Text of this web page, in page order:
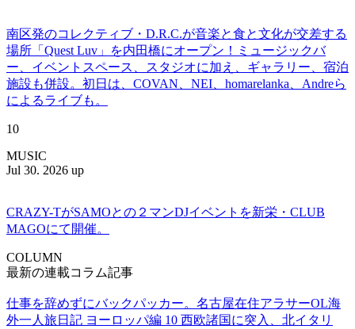
南区発のコレクティブ・D.R.C.が⾳楽と⾷と⽂化が交差する
場所「Quest Luv」を内田橋にオープン！ミュージックバ
ー、イベントスペース、スタジオに加え、ギャラリー、宿泊
施設も併設。初日は、COVAN、NEI、homarelanka、Andreら
によるライブも。
10
MUSIC
Jul 30. 2026 up
CRAZY-TがSAMOとの２マンDJイベントを新栄・CLUB
MAGOにて開催。
COLUMN
最新の連載コラム記事
仕事を辞めずにバックパッカー。名古屋在住アラサーOL海
外一人旅日記 ヨーロッパ編 10 西欧諸国に突入、北イタリ